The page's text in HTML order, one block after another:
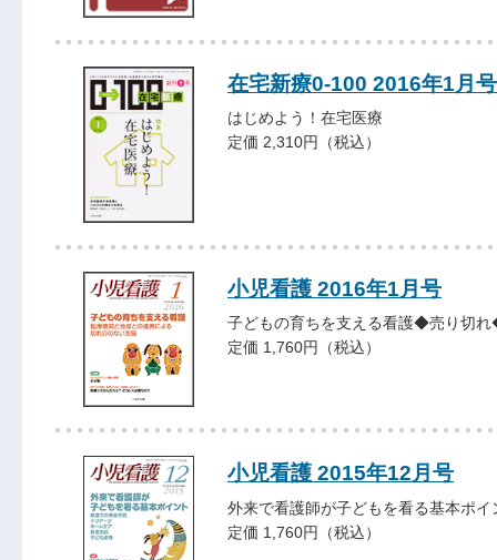
在宅新療0-100 2016年1月号
はじめよう！在宅医療
定価 2,310円（税込）
小児看護 2016年1月号
子どもの育ちを支える看護◆売り切
定価 1,760円（税込）
小児看護 2015年12月号
外来で看護師が子どもを看る基本ポ
定価 1,760円（税込）